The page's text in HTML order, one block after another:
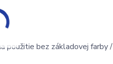
použitie bez základovej farby /